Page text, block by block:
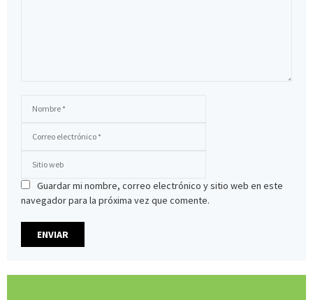
Guardar mi nombre, correo electrónico y sitio web en este
navegador para la próxima vez que comente.